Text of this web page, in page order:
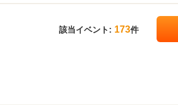
該当イベント: 173件